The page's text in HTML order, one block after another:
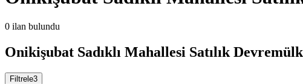
0 ilan bulundu
Onikişubat Sadıklı Mahallesi Satılık
Filtrele3